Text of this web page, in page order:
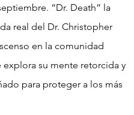
“Dr. Death” la
real del Dr. Christopher
en la comunidad
explora su mente retorcida y
para proteger a los más